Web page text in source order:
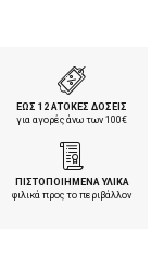
ΕΩΣ 12 ΑΤΟΚΕΣ ΔΟΣΕΙΣ
για αγορές άνω των 100€
ΠΙΣΤΟΠΟΙΗΜΕΝΑ ΥΛΙΚΑ
φιλικά προς το περιβάλλον